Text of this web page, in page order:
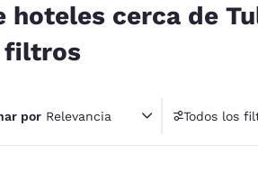
América
América
hoteles cerca de
filtros
por Relevancia Todos los
1